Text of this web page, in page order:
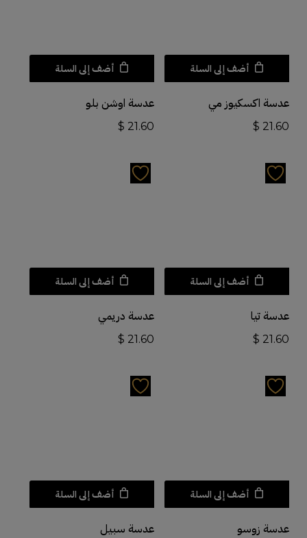
أضف إلى السلة
عدسة اكسكيوز مي
$ 21.60
أضف إلى السلة
عدسة اوشن بلو
$ 21.60
أضف إلى السلة
عدسة تيا
$ 21.60
أضف إلى السلة
عدسة دريمي
$ 21.60
أضف إلى السلة
عدسة زوسو
أضف إلى السلة
عدسة سبيل